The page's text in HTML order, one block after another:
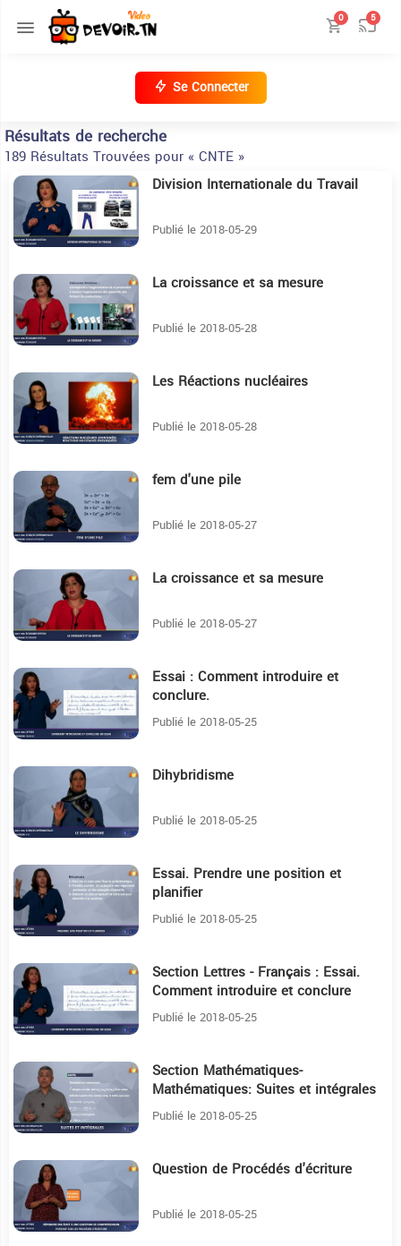
0 5
Se Connecter
Résultats de recherche
189 Résultats Trouvées pour « CNTE »
14:12 Division Internationale du Travail
Publié le 2018-05-29
20:31 La croissance et sa mesure
Publié le 2018-05-28
11:46 Les Réactions nucléaires
Publié le 2018-05-28
20:18 fem d'une pile
Publié le 2018-05-27
La croissance et sa mesure
Publié le 2018-05-27
9:37 Essai : Comment introduire et
conclure.
Publié le 2018-05-25
Dihybridisme
Publié le 2018-05-25
9:7 Essai. Prendre une position et
planifier
Publié le 2018-05-25
9:37 Section Lettres - Français : Essai.
Comment introduire et conclure
Publié le 2018-05-25
Section Mathématiques-
Mathématiques: Suites et intégrales
Publié le 2018-05-25
Question de Procédés d'écriture
Publié le 2018-05-25